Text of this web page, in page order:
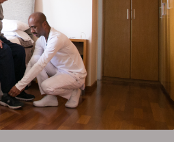
e Demências